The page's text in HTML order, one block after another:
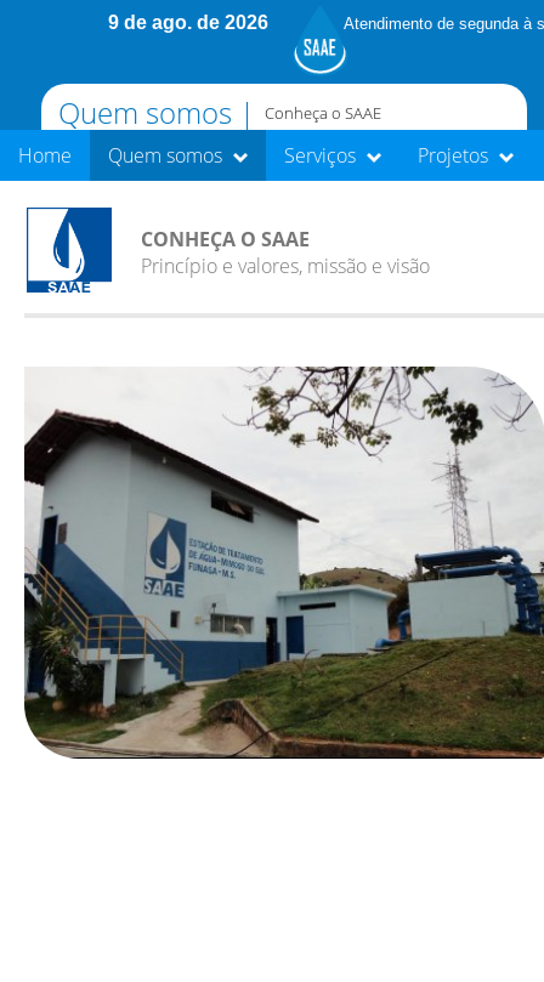
9 de ago. de 2026 Atendimento de segunda à
Quem somos | Conheça o SAAE
Home Quem somos Serviços Projetos
CONHEÇA O SAAE
Princípio e valores, missão e visão